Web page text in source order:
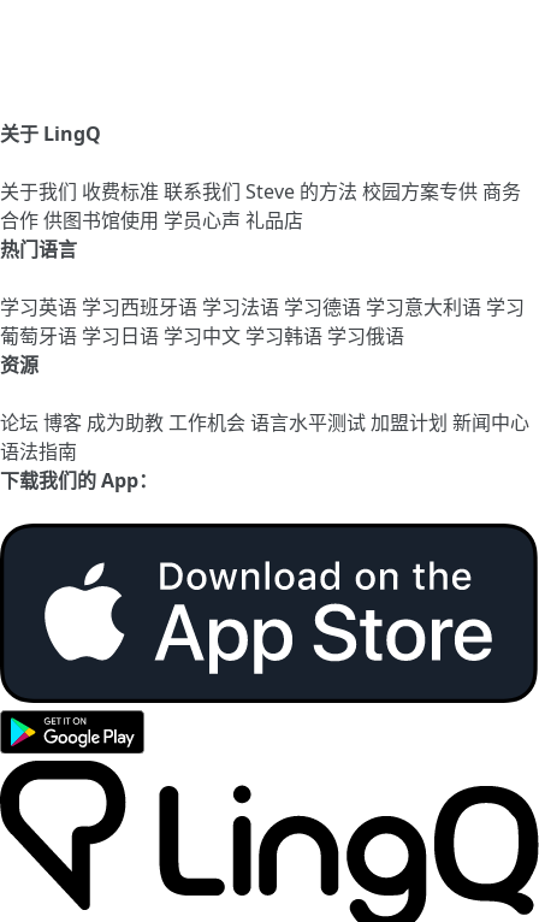
关于 LingQ
关于我们 收费标准 联系我们 Steve 的方法 校园方案专供 商务
合作供图书馆使用 学员心声 礼品店
热门语言
学习英语 学习西班牙语 学习法语 学习德语 学习意大利语 学习
葡萄牙语 学习日语 学习中文 学习韩语 学习俄语
资源
论坛 博客 成为助教工作机会语言水平测试加盟计划 新闻中心
语法指南
下载我们的 App：